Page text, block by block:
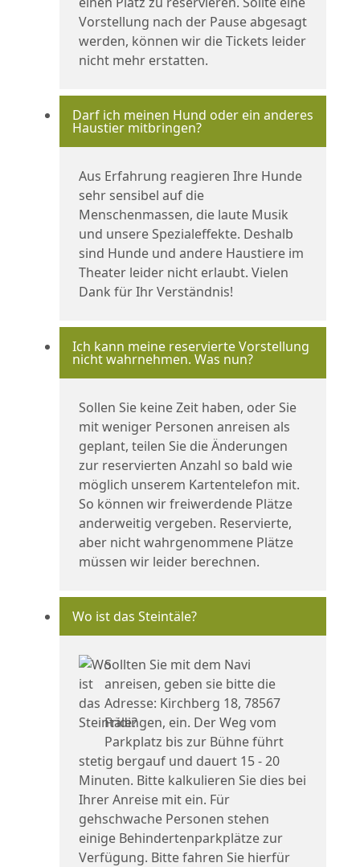
Vorstellung nach der Pause abgesagt
werden, können wir die Tickets leider
nicht mehr erstatten.
Darf ich meinen Hund oder ein anderes
Haustier mitbringen?
Aus Erfahrung reagieren Ihre Hunde
sehr sensibel auf die
Menschenmassen, die laute Musik
und unsere Spezialeffekte. Deshalb
sind Hunde und andere Haustiere im
Theater leider nicht erlaubt. Vielen
Dank für Ihr Verständnis!
Ich kann meine reservierte Vorstellung
nicht wahrnehmen. Was nun?
Sollen Sie keine Zeit haben, oder Sie
mit weniger Personen anreisen als
geplant, teilen Sie die Änderungen
zur reservierten Anzahl so bald wie
möglich unserem Kartentelefon mit.
So können wir freiwerdende Plätze
anderweitig vergeben. Reservierte,
aber nicht wahrgenommene Plätze
müssen wir leider berechnen.
Wo ist das Steintäle?
Sollten Sie mit dem Navi
anreisen, geben sie bitte die
Adresse: Kirchberg 18, 78567
Fridingen, ein. Der Weg vom
Parkplatz bis zur Bühne führt
stetig bergauf und dauert 15 - 20
Minuten. Bitte kalkulieren Sie dies bei
Ihrer Anreise mit ein. Für
gehschwache Personen stehen
einige Behindertenparkplätze zur
Verfügung. Bitte fahren Sie hierfür